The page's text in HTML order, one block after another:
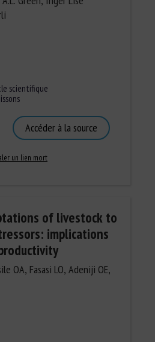
scientifique
Accéder à la source
un lien mort
of livestock to
implications
OA, Fasasi LO, Adeniji OE,